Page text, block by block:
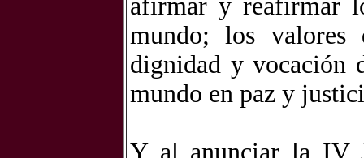
afirmar y reafirmar
mundo; los
dignidad y vocación
mundo en paz y
Y al anunciar la IV